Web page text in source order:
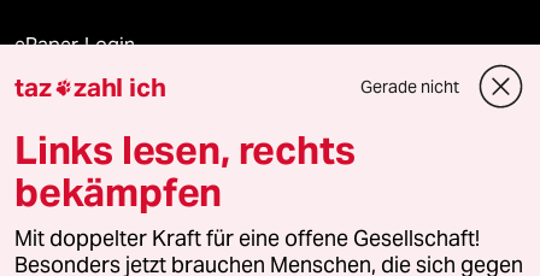
ePaper Login
Downloads für Abonnierende
© 2026 taz Verlags und Vertriebs GmbH
Alle Rechte vorbehalten. Bei rechtlichen Fragen oder für Genehmigungen
wenden Sie sich bitte an
lizenzen@taz.de
taz zahl ich Gerade nicht
Links lesen, rechts
bekämpfen
Mit doppelter Kraft für eine offene Gesellschaft!
Besonders jetzt brauchen Menschen, die sich gegen